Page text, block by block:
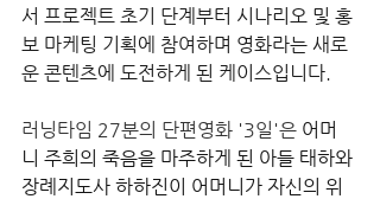
서 프로젝트 초기 단계부터 시나리오 및 홍
보 마케팅 기획에 참여하며 영화라는 새로
운 콘텐츠에 도전하게 된 케이스입니다.
러닝타임 27분의 단편영화 '3일'은 어머
니 주희의 죽음을 마주하게 된 아들 태하와
장례지도사 하하진이 어머니가 자신의 위